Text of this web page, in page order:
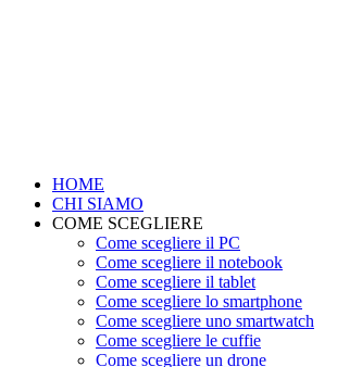
HOME
CHI SIAMO
COME SCEGLIERE
Come scegliere il PC
Come scegliere il notebook
Come scegliere il tablet
Come scegliere lo smartphone
Come scegliere uno smartwatch
Come scegliere le cuffie
Come scegliere un drone